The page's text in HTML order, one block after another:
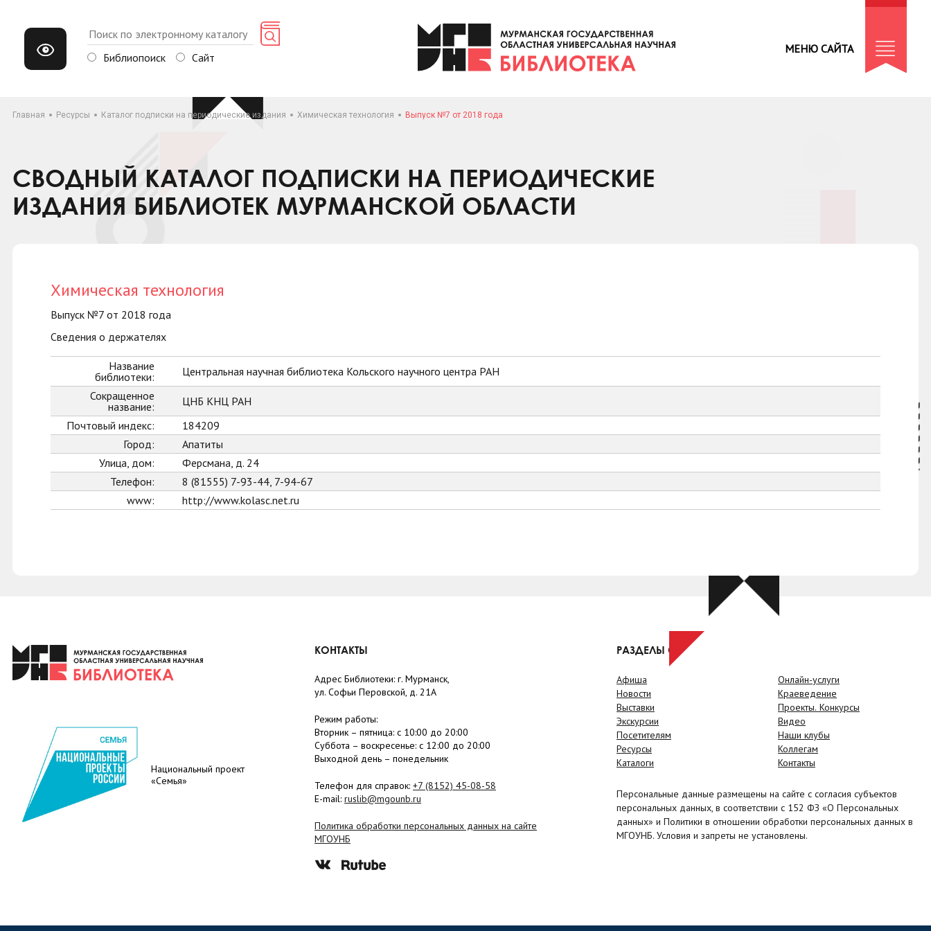
Библиопоиск Сайт
МЕНЮ САЙТА
Главная Ресурсы Каталог подписки на периодические издания Химическая технология Выпуск №7 от 2018 года
СВОДНЫЙ КАТАЛОГ ПОДПИСКИ НА ПЕРИОДИЧЕСКИЕ
ИЗДАНИЯ БИБЛИОТЕК МУРМАНСКОЙ ОБЛАСТИ
Химическая технология
Выпуск №7 от 2018 года
Сведения о держателях
Название
библиотеки:
Центральная научная библиотека Кольского научного центра РАН
Сокращенное
название:
ЦНБ КНЦ РАН
Почтовый индекс:
184209
Город:
Апатиты
Улица, дом:
Ферсмана, д. 24
Телефон:
8 (81555) 7-93-44, 7-94-67
www:
http://www.kolasc.net.ru
Национальный проект
«Семья»
КОНТАКТЫ
Адрес Библиотеки: г. Мурманск,
ул. Софьи Перовской, д. 21А
Режим работы:
Вторник – пятница: с 10:00 до 20:00
Суббота – воскресенье: c 12:00 до 20:00
Выходной день – понедельник
Телефон для справок: +7 (8152) 45-08-58
E-mail: ruslib@mgounb.ru
Политика обработки персональных данных на сайте
МГОУНБ
РАЗДЕЛЫ САЙТА
Афиша
Новости
Выставки
Экскурсии
Посетителям
Ресурсы
Каталоги
Онлайн-услуги
Краеведение
Проекты. Конкурсы
Видео
Наши клубы
Коллегам
Контакты
Персональные данные размещены на сайте с согласия субъектов
персональных данных, в соответствии с 152 ФЗ «О Персональных
данных» и Политики в отношении обработки персональных данных в
МГОУНБ. Условия и запреты не установлены.